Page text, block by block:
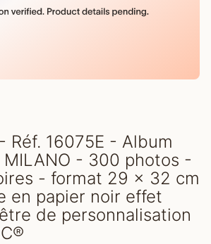
Réf. 16075E - Album
- 300 photos -
- format 29 x 32 cm
en papier noir effet
de personnalisation